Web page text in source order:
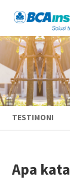
TESTIMONI
Apa